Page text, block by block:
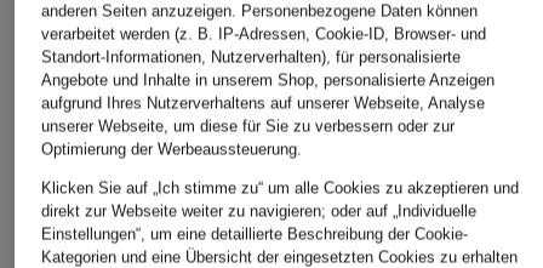
ÄHNLICHE ARTIKEL ENTDECKEN
anderen Seiten anzuzeigen. Personenbezogene Daten können
verarbeitet werden (z. B. IP-Adressen, Cookie-ID, Browser- und
Standort-Informationen, Nutzerverhalten), für personalisierte
Angebote und Inhalte in unserem Shop, personalisierte Anzeigen
aufgrund Ihres Nutzerverhaltens auf unserer Webseite, Analyse
unserer Webseite, um diese für Sie zu verbessern oder zur
Optimierung der Werbeaussteuerung.
Klicken Sie auf „Ich stimme zu“ um alle Cookies zu akzeptieren und
direkt zur Webseite weiter zu navigieren; oder auf „Individuelle
Einstellungen“, um eine detaillierte Beschreibung der Cookie-
Kategorien und eine Übersicht der eingesetzten Cookies zu erhalten